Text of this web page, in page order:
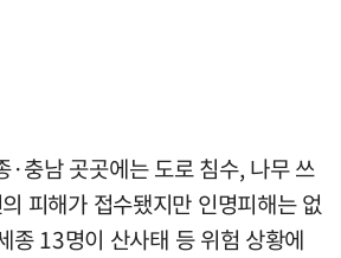
·충남 곳곳에는 도로 침수, 나무 쓰
피해가 접수됐지만 인명피해는 없
종 13명이 산사태 등 위험 상황에